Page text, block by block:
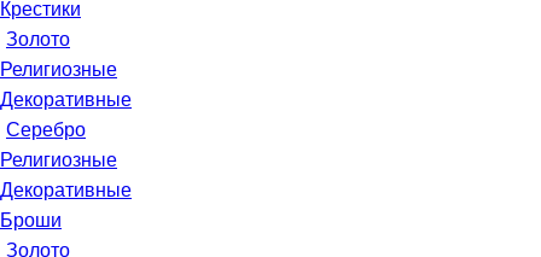
Крестики
Золото
Религиозные
Декоративные
Серебро
Религиозные
Декоративные
Броши
Золото